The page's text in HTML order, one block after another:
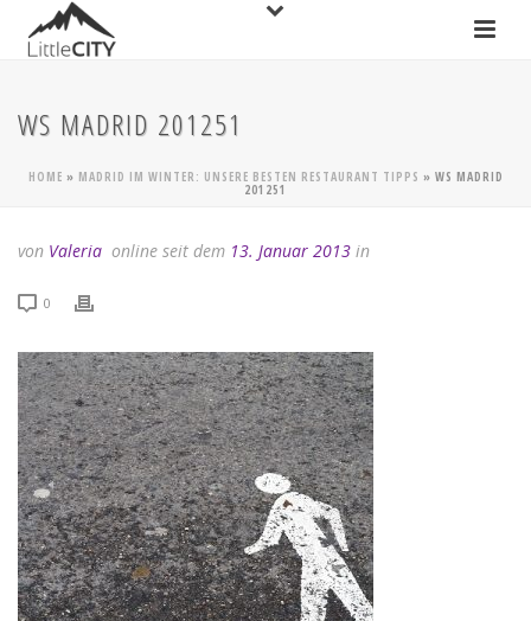
WS MADRID 201251
HOME » MADRID IM WINTER: UNSERE BESTEN RESTAURANT TIPPS » WS MADRID
201251
von Valeria online seit dem 13. Januar 2013 in
0